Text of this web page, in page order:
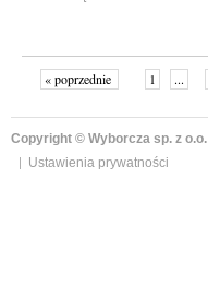
« poprzednie 1 ...
Copyright © Wyborcza sp. z o.o.
Ustawienia prywatności